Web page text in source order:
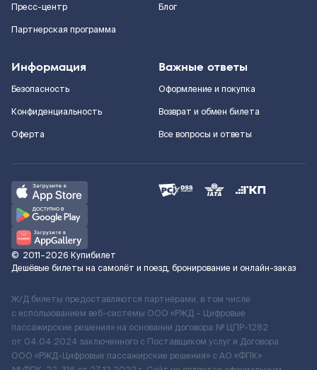
Пресс-центр
Партнерская программа
Блог
Информация
Безопасность
Конфиденциальность
Оферта
Важные ответы
Оформление и покупка
Возврат и обмен билета
Все вопросы и ответы
© 2011–2026 Купибилет
Дешёвые билеты на самолёт и поезд, бронирование и онлайн-заказ
Ж/Д билеты предоставляются партнёрами, в том числе
с использованием веб-системы ООО «РЖД – Цифровые
пассажирские решения» на основании договора № ЦПР-1282
от 04.04.2024 заключенного с Поставщиком услуг и Договора
ООО «РЖД-Цифровые пассажирские решения» c АО «ФПК»